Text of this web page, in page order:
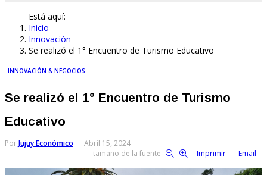
Está aquí:
Inicio
Innovación
Se realizó el 1° Encuentro de Turismo Educativo
INNOVACIÓN & NEGOCIOS
Se realizó el 1° Encuentro de Turismo
Educativo
PorJujuy Económico
Abril 15, 2024
tamaño de la fuente
Imprimir Email